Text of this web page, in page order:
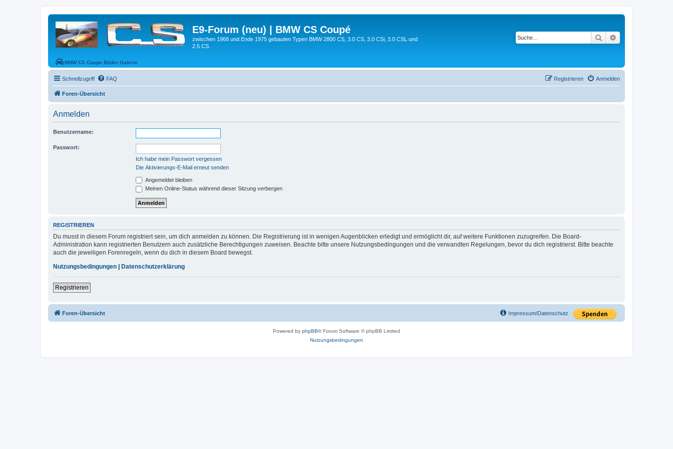
E9-Forum (neu) | BMW CS Coupé
zwischen 1968 und Ende 1975 gebauten Typen BMW 2800 CS, 3.0 CS, 3.0 CSi, 3.0 CSL und
2.5 CS.
BMW CS Coupe Bilder Galerie
Suche
Schnellzugriff FAQ Anmelden
Registrieren
Foren-Übersicht
Anmelden
Benutzername:
Passwort:
Ich habe mein Passwort vergessen
Die Aktivierungs-E-Mail erneut senden
Angemeldet bleiben
Meinen Online-Status während dieser Sitzung verbergen
REGISTRIEREN
Du musst in diesem Forum registriert sein, um dich anmelden zu können. Die Registrierung ist in wenigen Augenblicken erledigt und ermöglicht dir, auf weitere Funktionen zuzugreifen. Die Board-
Administration kann registrierten Benutzern auch zusätzliche Berechtigungen zuweisen. Beachte bitte unsere Nutzungsbedingungen und die verwandten Regelungen, bevor du dich registrierst. Bitte beachte
auch die jeweiligen Forenregeln, wenn du dich in diesem Board bewegst.
Nutzungsbedingungen
Datenschutzerklärung
Registrieren
Foren-Übersicht Impressum/Datenschutz
Powered by phpBB® Forum Software © phpBB Limited
Nutzungsbedingungen